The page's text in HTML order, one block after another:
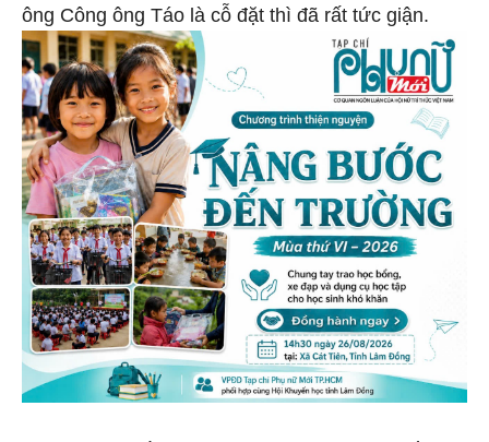
ông Công ông Táo là cỗ đặt thì đã rất tức giận.